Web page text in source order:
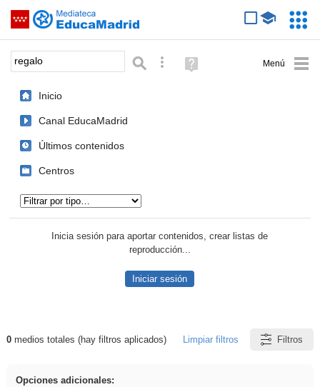
Saltar navegación
Palabra o frase: Búsqueda avanzada
Ayuda
(en
Inicio
Canal EducaMadrid
Últimos contenidos
Centros
Inicia sesión para aportar contenidos, crear listas de
reproducción...
Iniciar sesión
Resultados de: regalo
0medios totales (hay filtros aplicados) Limpiar filtros Filtros
Opciones adicionales: